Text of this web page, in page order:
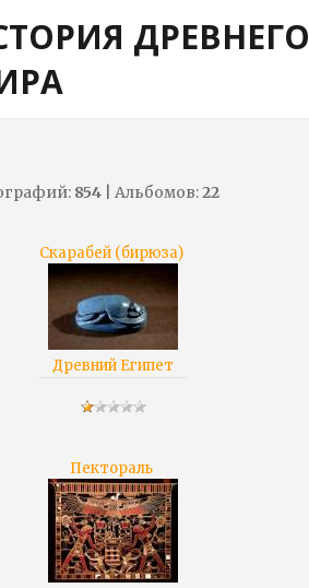
ДРЕВНЕГО
854 | Альбомов:22
Скарабей (бирюза)
Древний Египет
Пектораль